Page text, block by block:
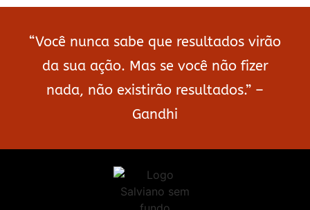
“Você nunca sabe que resultados virão
da sua ação. Mas se você não fizer
nada, não existirão resultados.” –
Gandhi